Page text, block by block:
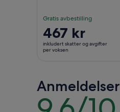
Gratis avbestilling
Prisen
er
467 kr
467 kr
inkludert skatter og avgifter
per voksen
Anmeldelser
9.6
av